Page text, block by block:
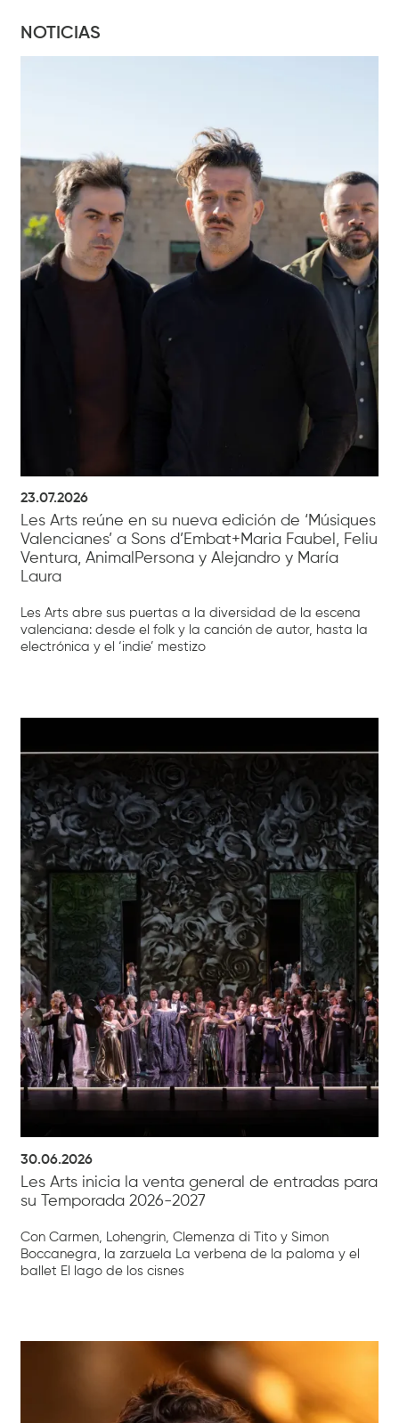
NOTICIAS
23.07.2026
Les Arts reúne en su nueva edición de ‘Músiques
Valencianes’ a Sons d’Embat+Maria Faubel, Feliu
Ventura, AnimalPersona y Alejandro y María
Laura
Les Arts abre sus puertas a la diversidad de la escena
valenciana: desde el folk y la canción de autor, hasta la
electrónica y el ‘indie’ mestizo
30.06.2026
Les Arts inicia la venta general de entradas para
su Temporada 2026-2027
Con Carmen, Lohengrin, Clemenza di Tito y Simon
Boccanegra, la zarzuela La verbena de la paloma y el
ballet El lago de los cisnes